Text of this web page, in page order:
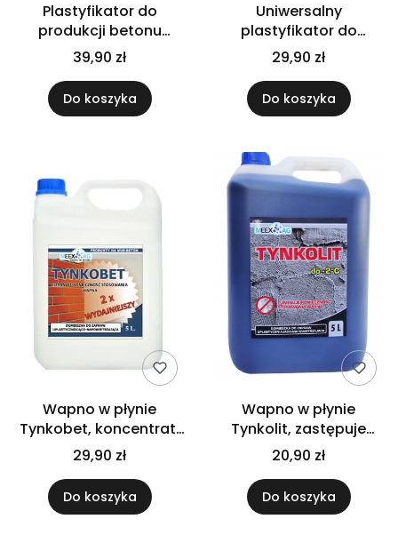
Plastyfikator do
produkcji betonu
barwionego
39,90 zł
Do koszyka
Uniwersalny
plastyfikator do
betonu Dobet
29,90 zł
Do koszyka
Wapno w płynie
Tynkobet, koncentrat,
wydajność x2
29,90 zł
Do koszyka
Wapno w płynie
Tynkolit, zastępuje
tradycyjne wapno
20,90 zł
Do koszyka